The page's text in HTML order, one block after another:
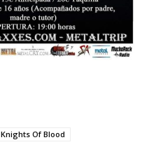
Knights Of Blood